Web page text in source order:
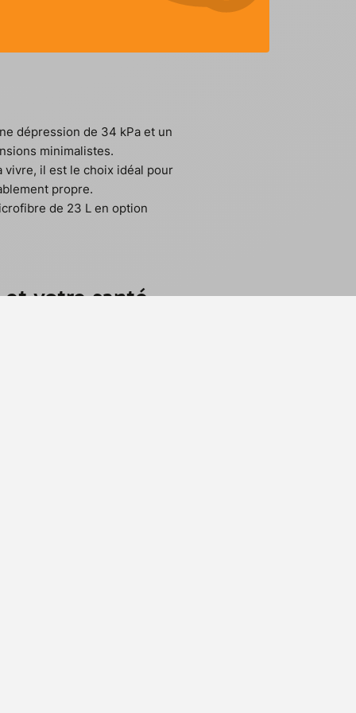
aspirateurs encombrants et
dépression de 34 kPa et un
minimalistes.
vivre, il est le choix idéal pour
propre.
de 23 L en option
votre santé